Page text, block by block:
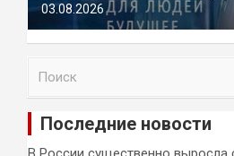
03.08.2026
и
Последние новости